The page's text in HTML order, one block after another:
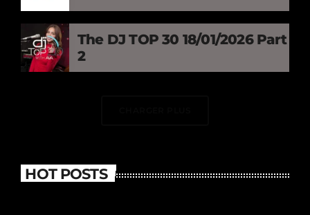
The DJ TOP 30 18/01/2026 Part
2
HOT POSTS